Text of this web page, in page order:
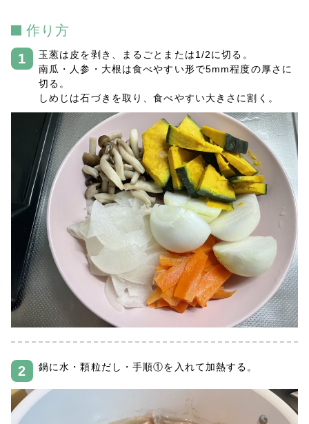
作り方
玉葱は皮を剥き、まるごとまたは1/2に切る。
南瓜・人参・大根は食べやすい形で5mm程度の厚さに
切る。
しめじは石づきを取り、食べやすい大きさに割く。
鍋に水・顆粒だし・手順①を入れて加熱する。